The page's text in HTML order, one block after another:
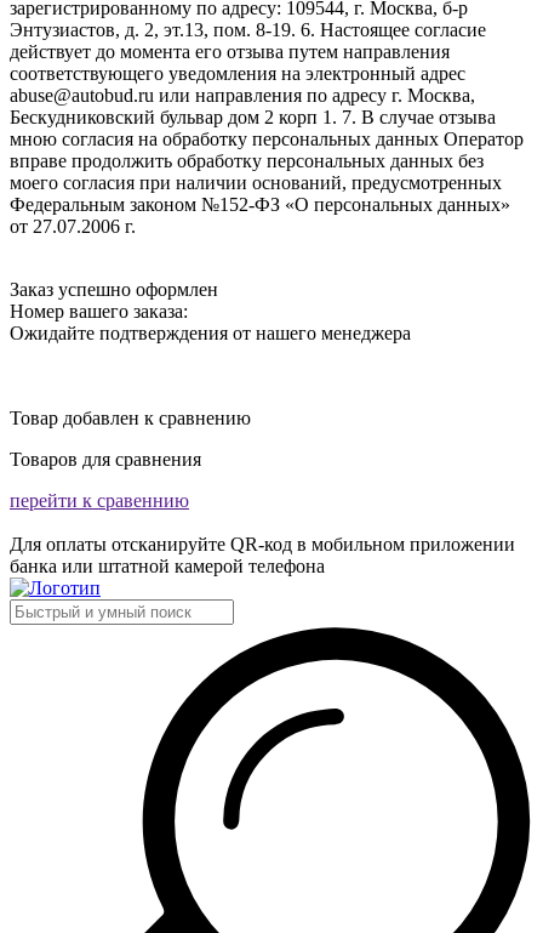
зарегистрированному по адресу: 109544, г. Москва, б-р
Энтузиастов, д. 2, эт.13, пом. 8-19. 6. Настоящее согласие
действует до момента его отзыва путем направления
соответствующего уведомления на электронный адрес
abuse@autobud.ru или направления по адресу г. Москва,
Бескудниковский бульвар дом 2 корп 1. 7. В случае отзыва
мною согласия на обработку персональных данных Оператор
вправе продолжить обработку персональных данных без
моего согласия при наличии оснований, предусмотренных
Федеральным законом №152-ФЗ «О персональных данных»
от 27.07.2006 г.
Заказ успешно оформлен
Номер вашего заказа:
Ожидайте подтверждения от нашего менеджера
Товар добавлен к сравнению
Товаров для сравнения
перейти к сравеннию
Для оплаты отсканируйте QR-код в мобильном приложении
банка или штатной камерой телефона